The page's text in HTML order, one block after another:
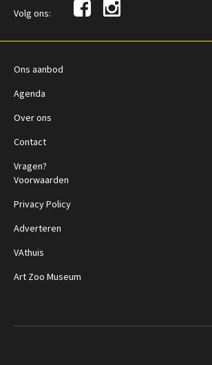
Volg ons:
Ons aanbod
Agenda
Over ons
Contact
Vragen?
Voorwaarden
Privacy Policy
Adverteren
VAthuis
Art Zoo Museum